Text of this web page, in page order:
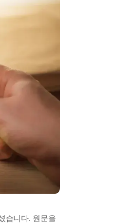
습니다. 원문을